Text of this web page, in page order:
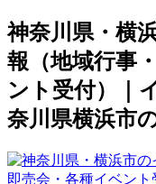
神奈川県・横
報（地域行事
ント受付）｜
奈川県横浜市